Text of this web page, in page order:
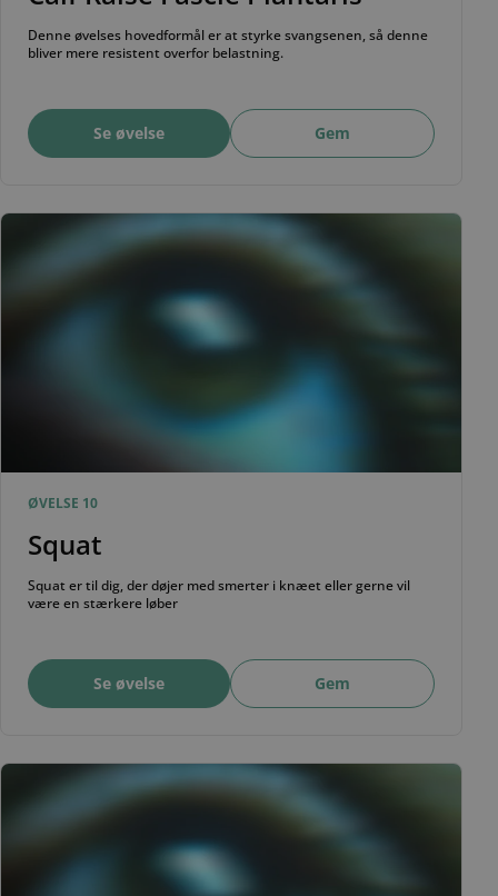
Denne øvelses hovedformål er at styrke svangsenen, så denne
bliver mere resistent overfor belastning.
Se øvelse Gem
ØVELSE 10
Squat
Squat er til dig, der døjer med smerter i knæet eller gerne vil
være en stærkere løber
Se øvelse Gem